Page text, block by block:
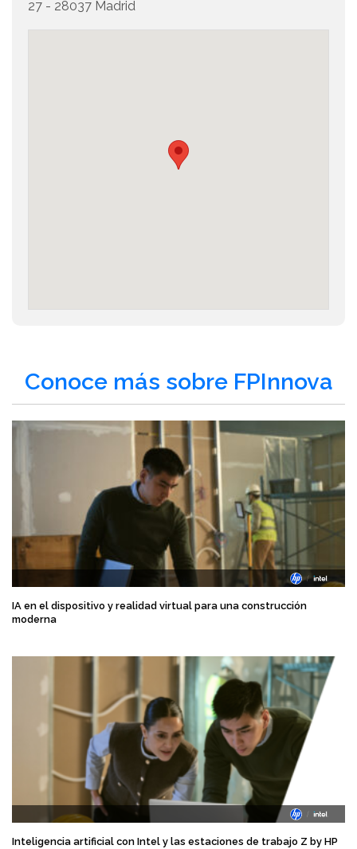
27 - 28037 Madrid
Conoce más sobre FPInnova
IA en el dispositivo y realidad virtual para una construcción
moderna
Inteligencia artificial con Intel y las estaciones de trabajo Z by HP